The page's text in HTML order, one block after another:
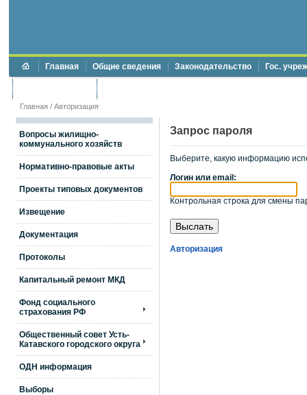
Главная Общие сведения Законодательство Гос.
Главная / Авторизация
Вопросы жилищно-
коммунального хозяйств
Нормативно-правовые акты
Проекты типовых документов
Извещение
Документация
Протоколы
Капитальный ремонт МКД
Фонд социального
страхования РФ
Общественный совет Усть-
Катавского городского округа
ОДН информация
Выборы
Запрос пароля
Выберите, какую информацию
Логин или email:
Контрольная строка для смены
Авторизация